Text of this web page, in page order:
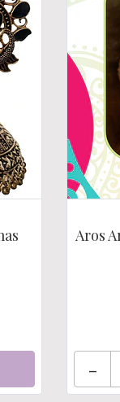
Aros
-